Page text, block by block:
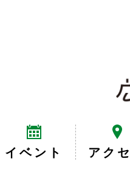
イベント アク